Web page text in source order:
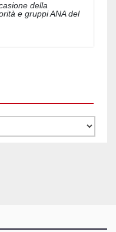
della
e gruppi ANA del